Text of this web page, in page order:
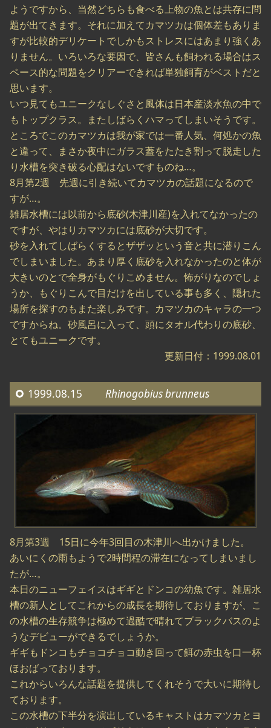
ようですから、当然どちらも食べる上物の魚とは共存に問
題が出てきます。それに加えてカマツカは個体差もありま
すが比較的デリケートでしかもストレスにはあまり強くあ
りません。いろいろな要因で、皆さんも飼われる場合はス
ペース的な問題をクリアーできれば単独飼育がベストだと
思います。
いつ見てもユニークなしぐさと風体は日本産淡水魚の中で
もトップクラス。またしばらくハマってしまいそうです。
ところでこのカマツカは我が家では一番人気、何処かの魚
と違って、まさか夜中にガラス蓋をたたき割って脱走した
り水槽を突き破る心配はないですものね…。
8月第2週 先週に引き続いてカマツカの話題になるので
すが…。
雑居水槽には以前から底砂(木津川産)を入れてなかったの
ですが、やはりカマツカには底砂が大切です。
砂を入れてしばらくするとザザッという音と共に潜りこん
でしまいました。あまり厚く底砂を入れなかったのと体が
大きいのとで全身がもぐりこめません。怖がりなのでしょ
うか、もぐりこんで目だけを出している事も多く、隠れた
場所を探すのもまた楽しみです。カマツカのキャラの一つ
ですからね。砂風呂に入って、頭にタオル代わりの底砂、
とてもユニークです。
更新日付：1999.08.01
1999.08.15 Rhinogobius brunneus
8月第3週 15日に今年3回目の木津川へ出かけました。
あいにくの雨もようで2時間程の滞在になってしまいまし
たが…。
本日のニューフェイスはギギとドンコの幼魚です。雑居水
槽の新人としてこれからの成長を期待しておりますが、こ
の水槽の生存競争は極めて過酷で晴れてブラックバスのよ
うなデビューができるでしょうか。
ギギもドンコもチョコチョコ動き回って餌の赤虫を口一杯
ほおばっております。
これからいろんな話題を提供してくれそうで大いに期待し
ております。
この水槽の下半分を演出しているキャストはカマツカとヨ